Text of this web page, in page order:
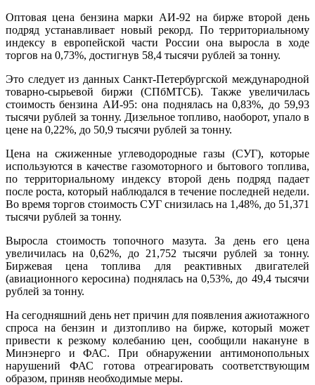
Оптовая цена бензина марки АИ-92 на бирже второй день
подряд устанавливает новый рекорд. По территориальному
индексу в европейской части России она выросла в ходе
торгов на 0,73%, достигнув 58,4 тысячи рублей за тонну.
Это следует из данных Санкт-Петербургской международной
товарно-сырьевой биржи (СПбМТСБ). Также увеличилась
стоимость бензина АИ-95: она поднялась на 0,83%, до 59,93
тысячи рублей за тонну. Дизельное топливо, наоборот, упало в
цене на 0,22%, до 50,9 тысячи рублей за тонну.
Цена на сжиженные углеводородные газы (СУГ), которые
используются в качестве газомоторного и бытового топлива,
по территориальному индексу второй день подряд падает
после роста, который наблюдался в течение последней недели.
Во время торгов стоимость СУГ снизилась на 1,48%, до 51,371
тысячи рублей за тонну.
Выросла стоимость топочного мазута. За день его цена
увеличилась на 0,62%, до 21,752 тысячи рублей за тонну.
Биржевая цена топлива для реактивных двигателей
(авиационного керосина) поднялась на 0,53%, до 49,4 тысячи
рублей за тонну.
На сегодняшний день нет причин для появления ажиотажного
спроса на бензин и дизтопливо на бирже, который может
привести к резкому колебанию цен, сообщили накануне в
Минэнерго и ФАС. При обнаружении антимонопольных
нарушений ФАС готова отреагировать соответствующим
образом, приняв необходимые меры.